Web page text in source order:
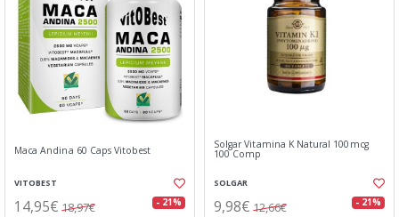
Maca Andina 60 Caps Vitobest
VITOBEST
14,95€ 18,97€ - 21%
Solgar Vitamina K Natural 100mcg
100 Comp
SOLGAR
9,98€ 12,66€ - 21%